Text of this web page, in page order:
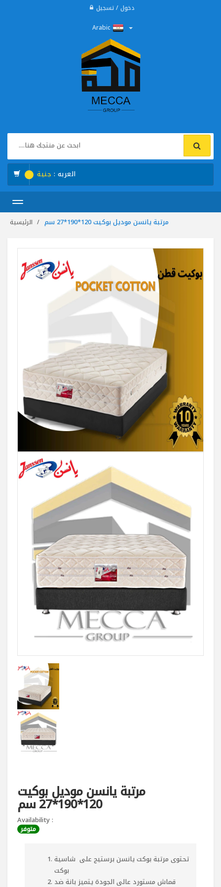
دخول / تسجيل
Arabic
العربه : جنية
الرئيسية مرتبة يانسن موديل بوكيت 120*190*27 سم
مرتبة يانسن موديل بوكيت
120*190*27 سم
Availability :
متوفر
تحتوى مرتبة بوكت يانسن برستيج على شاسية
بوكت
قماش مستورد عالى الجودة يتميز بانة ضد